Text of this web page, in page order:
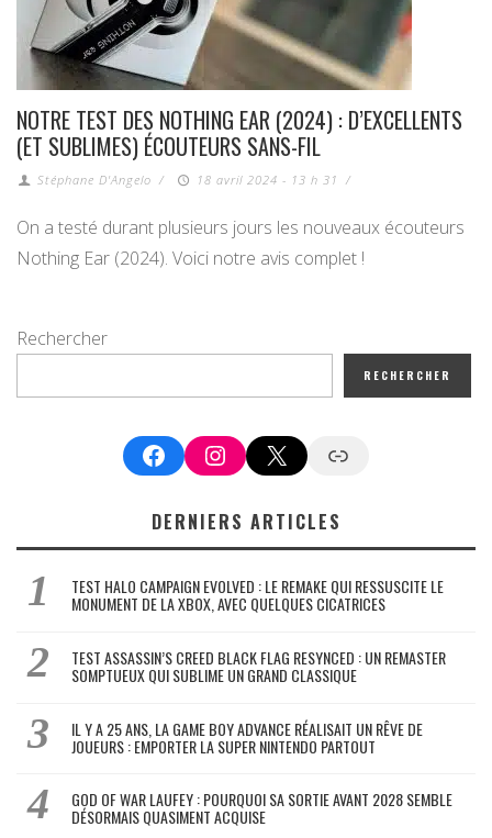
NOTRE TEST DES NOTHING EAR (2024) : D’EXCELLENTS
(ET SUBLIMES) ÉCOUTEURS SANS-FIL
Stéphane D'Angelo / 18 avril 2024 - 13 h 31 /
On a testé durant plusieurs jours les nouveaux écouteurs
Nothing Ear (2024). Voici notre avis complet !
Rechercher
RECHERCHER
FacebookInstagram
X Google News
DERNIERS ARTICLES
TEST HALO CAMPAIGN EVOLVED : LE REMAKE QUI RESSUSCITE LE
MONUMENT DE LA XBOX, AVEC QUELQUES CICATRICES
TEST ASSASSIN’S CREED BLACK FLAG RESYNCED : UN REMASTER
SOMPTUEUX QUI SUBLIME UN GRAND CLASSIQUE
IL Y A 25 ANS, LA GAME BOY ADVANCE RÉALISAIT UN RÊVE DE
JOUEURS : EMPORTER LA SUPER NINTENDO PARTOUT
GOD OF WAR LAUFEY : POURQUOI SA SORTIE AVANT 2028 SEMBLE
DÉSORMAIS QUASIMENT ACQUISE